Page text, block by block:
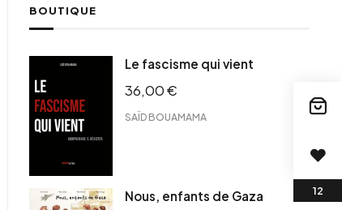
BOUTIQUE
Le fascisme qui vient
36,00€
SAÏD BOUAMAMA
Nous, enfants de Gaza